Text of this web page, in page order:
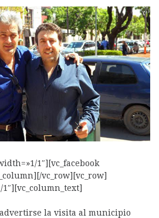
1″][vc_facebook
vc_row][vc_row]
la visita al municipio